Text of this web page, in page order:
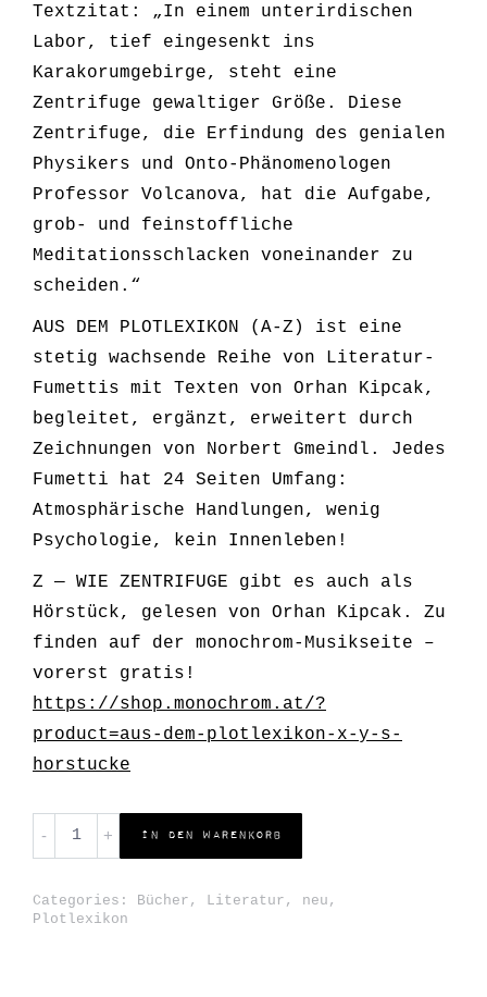
Textzitat: „In einem unterirdischen
Labor, tief eingesenkt ins
Karakorumgebirge, steht eine
Zentrifuge gewaltiger Größe. Diese
Zentrifuge, die Erfindung des genialen
Physikers und Onto-Phänomenologen
Professor Volcanova, hat die Aufgabe,
grob- und feinstoffliche
Meditationsschlacken voneinander zu
scheiden.“
AUS DEM PLOTLEXIKON (A-Z) ist eine
stetig wachsende Reihe von Literatur-
Fumettis mit Texten von Orhan Kipcak,
begleitet, ergänzt, erweitert durch
Zeichnungen von Norbert Gmeindl. Jedes
Fumetti hat 24 Seiten Umfang:
Atmosphärische Handlungen, wenig
Psychologie, kein Innenleben!
Z — WIE ZENTRIFUGE gibt es auch als
Hörstück, gelesen von Orhan Kipcak. Zu
finden auf der monochrom-Musikseite –
vorerst gratis!
https://shop.monochrom.at/?
product=aus-dem-plotlexikon-x-y-s-
horstucke
Orhan
Kipcak
AUS
In den Warenkorb
Categories: Bücher , Literatur , neu ,
Plotlexikon